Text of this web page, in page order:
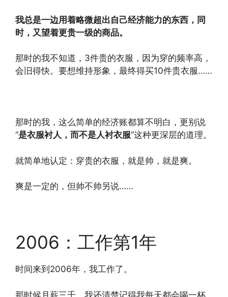
我总是一边用着略微超出自己经济能力的东西，同
时，又望着更贵一级的商品。
那时的我不知道，3件贵的衣服，因为穿的频率高，
会旧得快。要想维持形象，最终得买10件贵衣服……
那时的我，这么简单的经济账都算不明白，更别说
“是衣服衬人，而不是人衬衣服”这种更深层的道理。
就简单地认定：穿贵的衣服，就是帅，就是爽。
爽是一定的，但帅不帅另说……
2006：工作第1年
时间来到2006年，我工作了。
那时候月薪三千，我还清楚记得我每天都会喝一杯